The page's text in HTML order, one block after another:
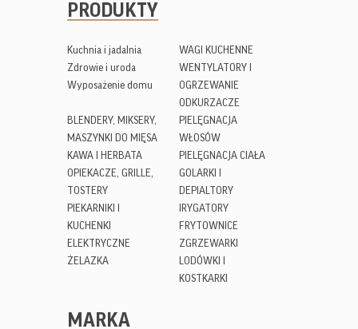
PRODUKTY
Kuchnia i jadalnia
Zdrowie i uroda
Wyposażenie domu
BLENDERY, MIKSERY,
MASZYNKI DO MIĘSA
KAWA I HERBATA
OPIEKACZE, GRILLE,
TOSTERY
PIEKARNIKI I
KUCHENKI
ELEKTRYCZNE
ŻELAZKA
WAGI KUCHENNE
WENTYLATORY I
OGRZEWANIE
ODKURZACZE
PIELĘGNACJA
WŁOSÓW
PIELĘGNACJA CIAŁA
GOLARKI I
DEPIALTORY
IRYGATORY
FRYTOWNICE
ZGRZEWARKI
LODÓWKI I
KOSTKARKI
MARKA